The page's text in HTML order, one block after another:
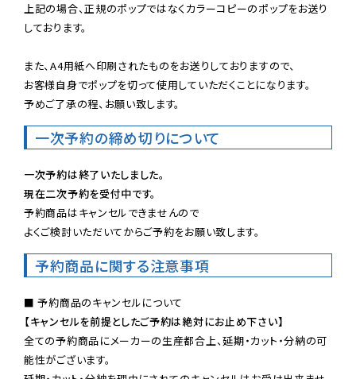
上記の場合、正規のポップではなくカラーコピーのポップをお送り
しております。
また、A4用紙へ印刷されたものをお送りしておりますので、
お客様自身でポップを切って使用していただくことになります。
予めご了承の程、お願い致します。
一次予約の締め切りについて
一次予約は終了いたしました。
現在二次予約を受付中です。
予約商品はキャンセルできませんので
よくご検討いただいてからご予約をお願い致します。
予約商品に関する注意事項
【キャンセルを前提としたご予約は絶対にお止め下さい】
全ての予約商品にメーカーの生産都合上、延期・カット・分納の可
能性がございます。